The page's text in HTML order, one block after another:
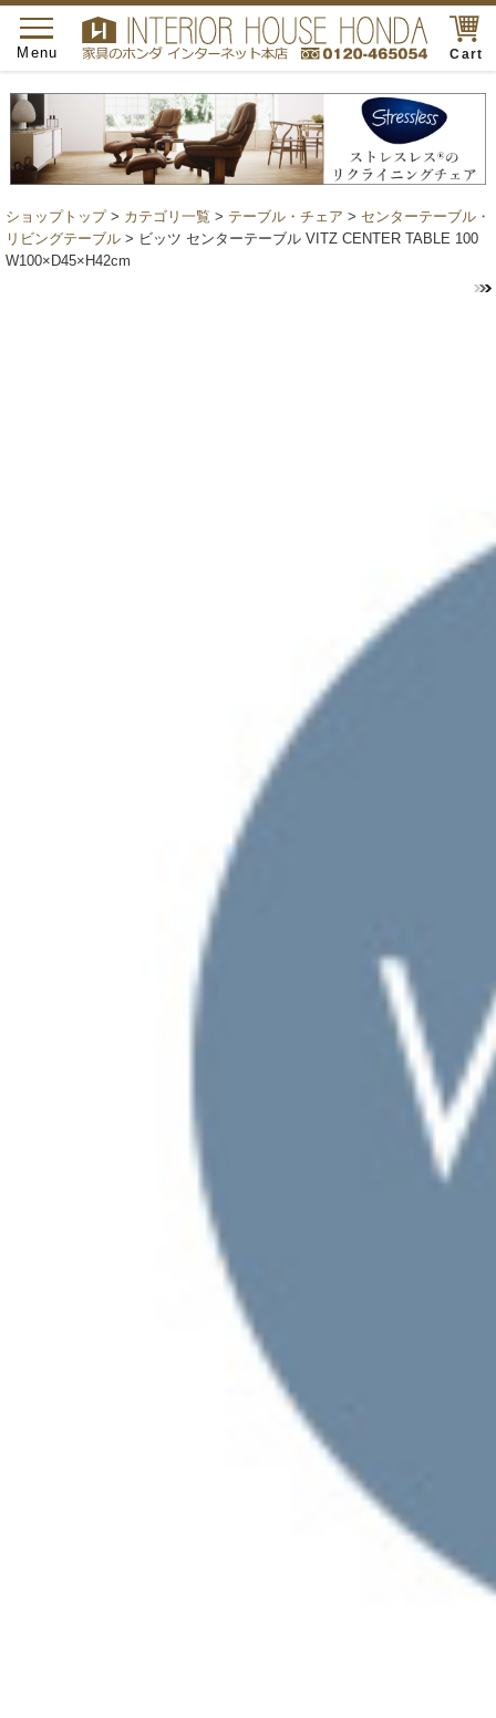
Cart
toggle
navigation
Menu
ショップトップ> カテゴリ一覧 > テーブル・チェア > センターテーブル・
リビングテーブル > ビッツ センターテーブル VITZ CENTER TABLE 100
W100×D45×H42cm